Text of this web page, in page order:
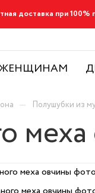
доставка при 100%
— Полушубки из